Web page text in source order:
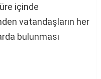
içinde
vatandaşların her
bulunması